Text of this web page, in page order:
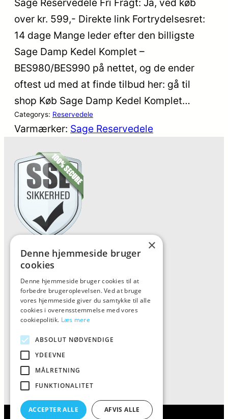
Sage Reservedele Fri Fragt: Ja, ved køb
over kr. 599,- Direkte link Fortrydelsesret:
14 dage Mange leder efter den billigste
Sage Damp Kedel Komplet –
BES980/BES990 på nettet, og de ender
oftest ud med at finde tilbud her: gå til
shop Køb Sage Damp Kedel Komplet…
Categorys: Reservedele
Varmærker: Sage Reservedele
Forside
Kontakt
Oversigt artikler
Kiinkiintoktok
Tlf: 7876 8672
Mail:
×
Denne hjemmeside bruger
cookies
Denne hjemmeside bruger cookies til at
forbedre brugeroplevelsen. Ved at bruge
vores hjemmeside giver du samtykke til alle
cookies i overensstemmelse med vores
cookiepolitik. Læs mere
ABSOLUT NØDVENDIGE
YDEEVNE
MÅLRETNING
FUNKTIONALITET
ACCEPTER ALLE AFVIS ALLE